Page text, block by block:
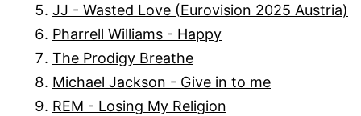
JJ - Wasted Love (Eurovision 2025 Austria)
Pharrell Williams - Happy
The Prodigy Breathe
Michael Jackson - Give in to me
REM - Losing My Religion